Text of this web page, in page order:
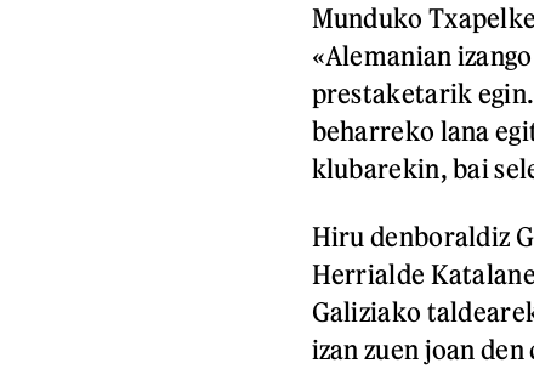
Munduko
«Alemanian
prestaketarik
beharreko lana
klubarekin, bai
Hiru denboraldiz
Herrialde
Galiziako
izan zuen joan